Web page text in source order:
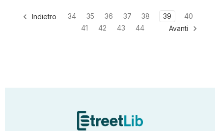
Indietro 34 35 36 37 38 39
40
41
42 43 44 Avanti